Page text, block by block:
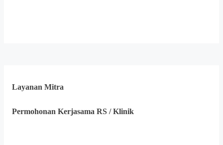
Layanan Mitra
Permohonan Kerjasama RS / Klinik